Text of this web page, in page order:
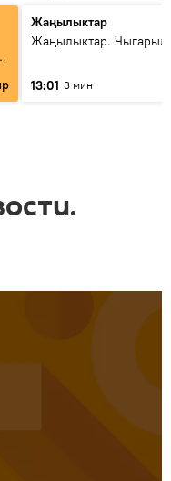
Жаңылыктар
Жаңылыктар.
13:01 3 мин